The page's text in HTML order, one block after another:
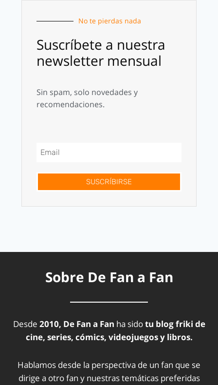
No te pierdas nada
Suscríbete a nuestra
newsletter mensual
Sin spam, solo novedades y
recomendaciones.
SUSCRÍBIRSE
Sobre De Fan a Fan
Desde 2010, De Fan a Fan ha sidotu blog friki de
cine, series, cómics, videojuegos y libros.
Hablamos desde la perspectiva de un fan que se
dirige a otro fan y nuestras temáticas preferidas